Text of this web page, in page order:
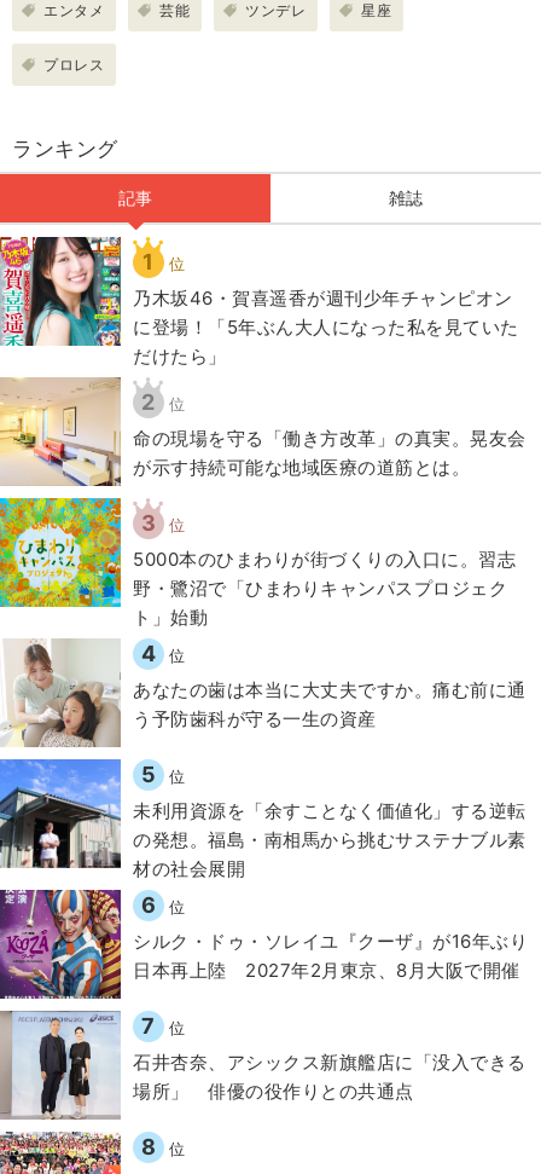
エンタメ 芸能 ツンデレ 星座
プロレス
ランキング
記事 雑誌
1 位
乃木坂46・賀喜遥香が週刊少年チャンピオン
に登場！「5年ぶん大人になった私を見ていた
だけたら」
2 位
​命の現場を守る「働き方改革」の真実。晃友会
が示す持続可能な地域医療の道筋とは。
3 位
5000本のひまわりが街づくりの入口に。習志
野・鷺沼で「ひまわりキャンパスプロジェク
ト」始動
4 位
​あなたの歯は本当に大丈夫ですか。痛む前に通
う予防歯科が守る一生の資産
5 位
​​未利用資源を「余すことなく価値化」する逆転
の発想。福島・南相馬から挑むサステナブル素
材の社会展開​
6 位
シルク・ドゥ・ソレイユ『クーザ』が16年ぶり
日本再上陸 2027年2月東京、8月大阪で開催
7 位
石井杏奈、アシックス新旗艦店に「没入できる
場所」 俳優の役作りとの共通点
8 位